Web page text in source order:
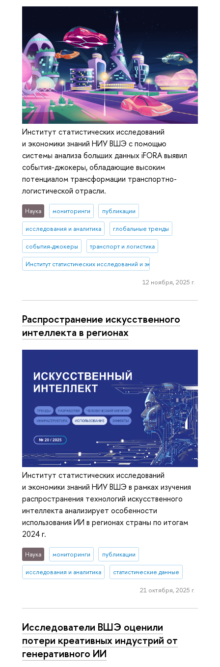
Институт статистических исследований
и экономики знаний НИУ ВШЭ с помощью
системы анализа больших данных iFORA выявил
события-джокеры, обладающие высоким
потенциалом трансформации транспортно-
логистической отрасли.
Наука мониторинги публикации
исследования и аналитика глобальные тренды
события-джокеры транспорт и логистика
Институт статистических исследований и экономики знаний
12 ноября, 2025 г.
Распространение искусственного
интеллекта в регионах
Институт статистических исследований
и экономики знаний НИУ ВШЭ в рамках изучения
распространения технологий искусственного
интеллекта анализирует особенности
использования ИИ в регионах страны по итогам
2024 г.
Наука мониторинги публикации
исследования и аналитика статистические данные
21 октября, 2025 г.
Исследователи ВШЭ оценили
потери креативных индустрий от
генеративного ИИ